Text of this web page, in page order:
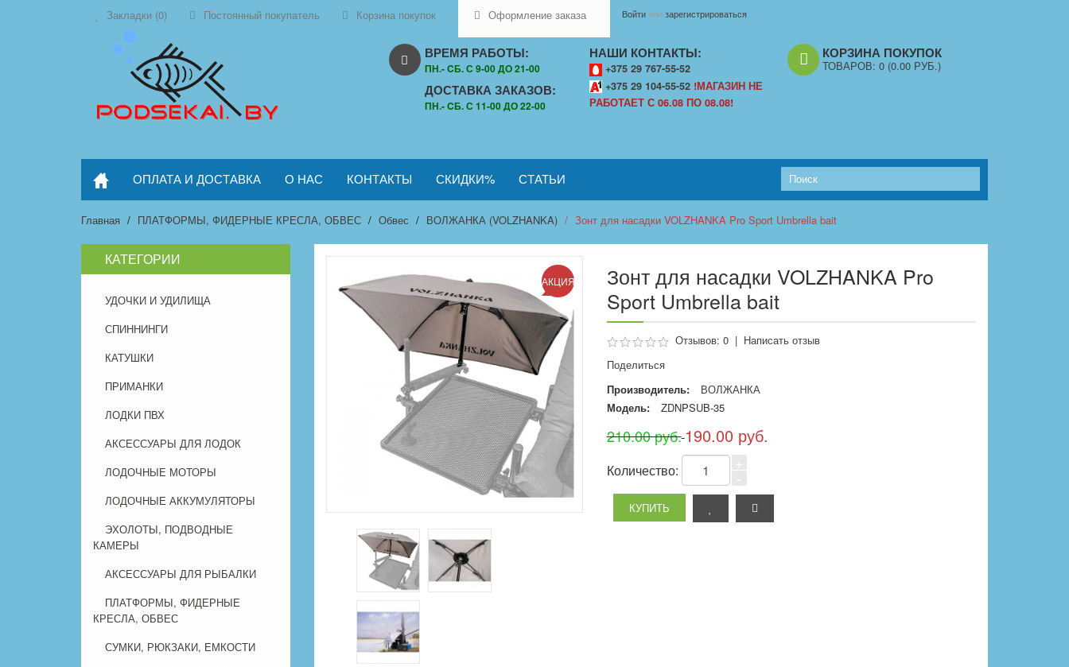
Закладки (0) Постоянный покупатель Корзина покупок Оформление заказа Войти илизарегистрироваться
ВРЕМЯ РАБОТЫ:
ПН.- CБ. С 9-00 ДО 21-00
ДОСТАВКА ЗАКАЗОВ:
ПН.- CБ. С 11-00 ДО 22-00
НАШИ КОНТАКТЫ:
+375 29 767-55-52
+375 29 104-55-52 !МАГАЗИН НЕ
РАБОТАЕТ С 06.08 ПО 08.08!
КОРЗИНА ПОКУПОК
ТОВАРОВ: 0 (0.00 РУБ.)
ОПЛАТА И ДОСТАВКА О НАС КОНТАКТЫ СКИДКИ% СТАТЬИ
Главная ПЛАТФОРМЫ, ФИДЕРНЫЕ КРЕСЛА, ОБВЕС Обвес ВОЛЖАНКА (VOLZHANKA) Зонт для насадки VOLZHANKA Pro Sport Umbrella bait
КАТЕГОРИИ
УДОЧКИ И УДИЛИЩА
СПИННИНГИ
КАТУШКИ
ПРИМАНКИ
ЛОДКИ ПВХ
АКСЕССУАРЫ ДЛЯ ЛОДОК
ЛОДОЧНЫЕ МОТОРЫ
ЛОДОЧНЫЕ АККУМУЛЯТОРЫ
ЭХОЛОТЫ, ПОДВОДНЫЕ
КАМЕРЫ
АКСЕССУАРЫ ДЛЯ РЫБАЛКИ
ПЛАТФОРМЫ, ФИДЕРНЫЕ
КРЕСЛА, ОБВЕС
СУМКИ, РЮКЗАКИ, ЕМКОСТИ
АКЦИЯ
Зонт для насадки VOLZHANKA Pro
Sport Umbrella bait
Отзывов: 0| Написать отзыв
Поделиться
Производитель:
ВОЛЖАНКА
Модель:
ZDNPSUB-35
210.00 руб.190.00 руб.
Количество: